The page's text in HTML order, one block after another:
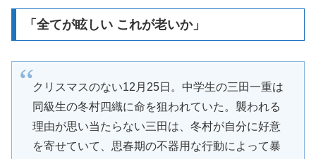
「全てが眩しい これが老いか」
クリスマスのない12月25日。中学生の三田一重は
同級生の冬村四織に命を狙われていた。襲われる
理由が思い当たらない三田は、冬村が自分に好意
を寄せていて、思春期の不器用な行動によって暴